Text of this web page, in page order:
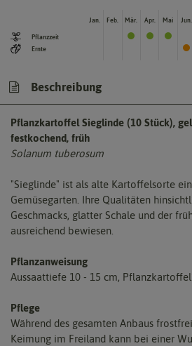
Pflanzzeit
Ernte
Jan. Feb. Mär. Apr. Mai Jun.
Beschreibung
Pflanzkartoffel Sieglinde (10 Stück),
festkochend, früh
Solanum tuberosum
"Sieglinde" ist als alte Kartoffelsorte
Gemüsegarten. Ihre Qualitäten
Geschmacks, glatter Schale und der
ausreichend bewiesen.
Pflanzanweisung
Aussaattiefe 10 - 15 cm,
Pflege
Während des gesamten Anbaus
Keimung im Freiland kann bei einer